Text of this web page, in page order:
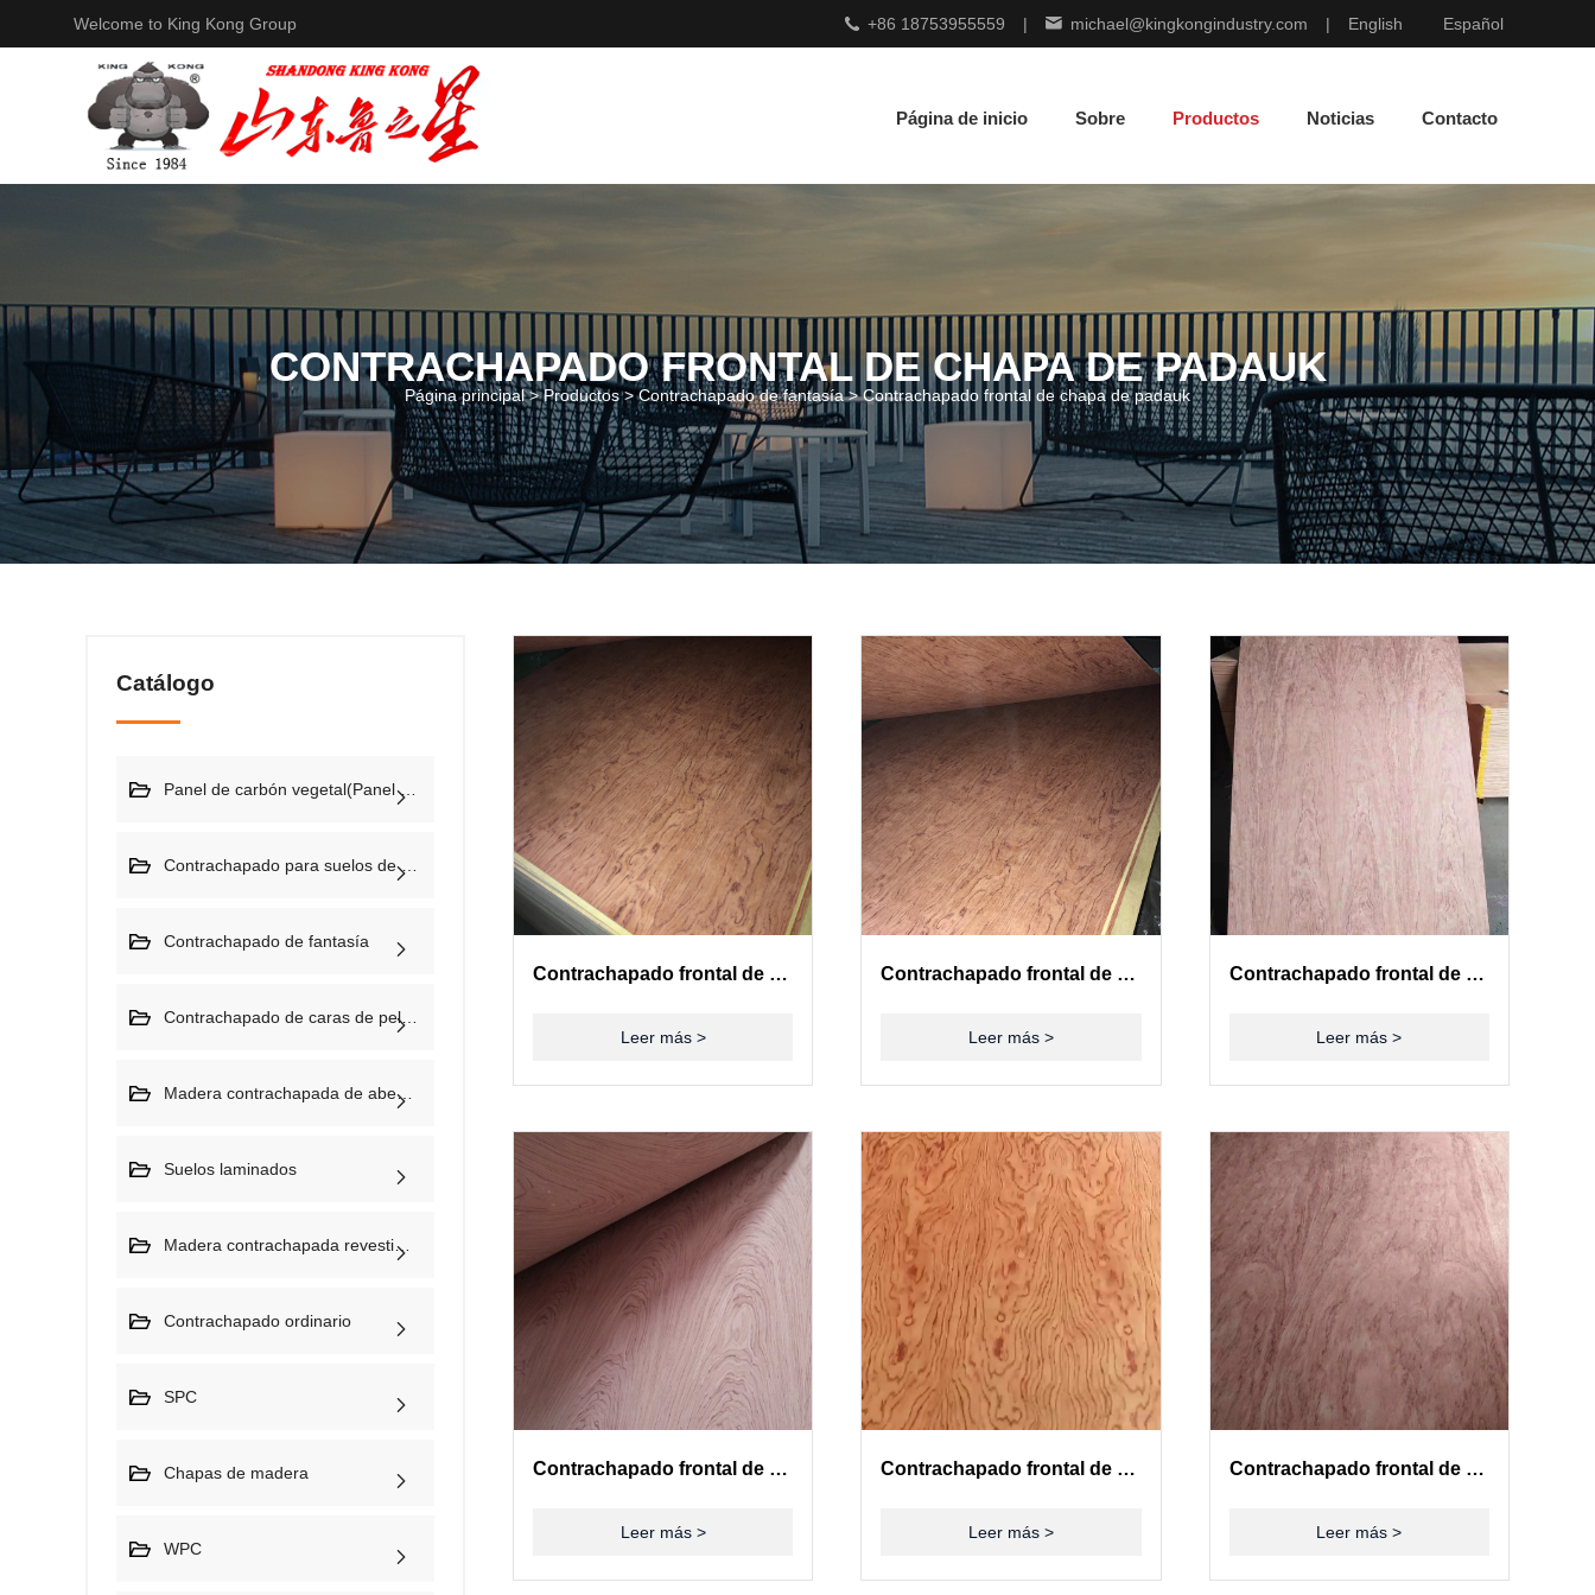
Welcome to King Kong Group +86 18753955559 | michael@kingkongindustry.com | English Español
Página de inicio Sobre Productos Noticias Contacto
CONTRACHAPADO FRONTAL DE CHAPA DE PADAUK
Página principal >Productos>Contrachapado de fantasía>Contrachapado frontal de chapa de padauk
Catálogo
Panel de carbón vegetal(Panel PS)
Contrachapado para suelos de contenedores(28mm)
Contrachapado de fantasía
Contrachapado de caras de película (contrachapado de construcción)
Madera contrachapada de abedul
Suelos laminados
Madera contrachapada revestida de papel melamínico
Contrachapado ordinario
SPC
Chapas de madera
WPC
Contrachapado frontal de chapa de padauk
Leer más >
Contrachapado frontal de chapa de padauk
Leer más >
Contrachapado frontal de chapa de padauk
Leer más >
Contrachapado frontal de chapa de padauk
Leer más >
Contrachapado frontal de chapa de padauk
Leer más >
Contrachapado frontal de chapa de padauk
Leer más >